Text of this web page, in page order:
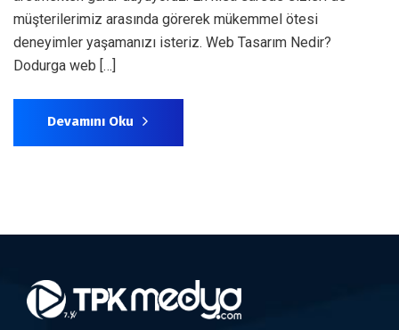
müşterilerimiz arasında görerek mükemmel ötesi
deneyimler yaşamanızı isteriz. Web Tasarım Nedir?
Dodurga web […]
Devamını Oku